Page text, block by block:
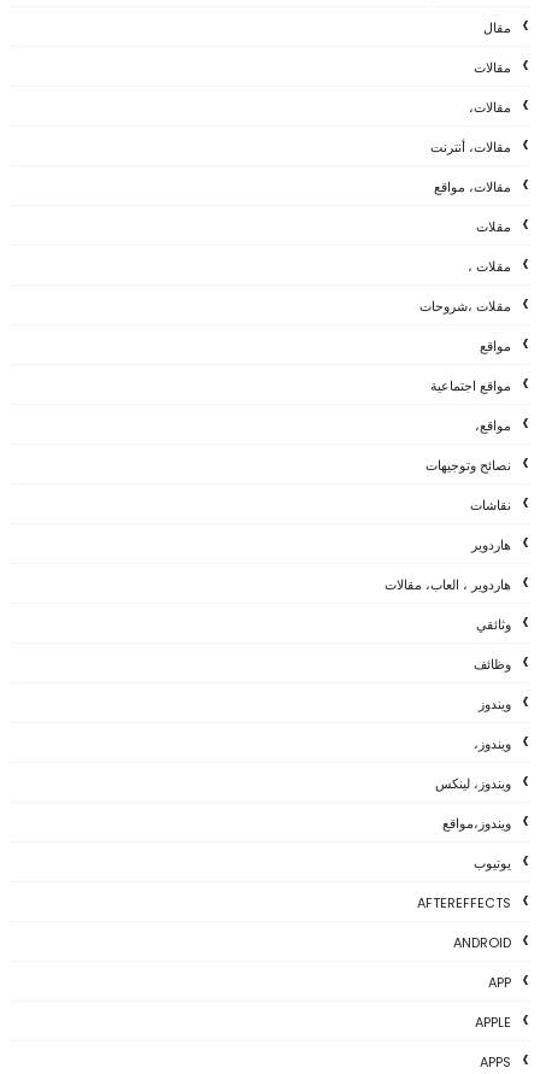
مقال
مقالات
مقالات،
مقالات، أنترنت
مقالات، مواقع
مقلات
مقلات ،
مقلات ،شروحات
مواقع
مواقع اجتماعية
مواقع،
نصائح وتوجيهات
نقاشات
هاردوير
هاردوير ، العاب، مقالات
وثائقي
وظائف
ويندوز
ويندوز،
ويندوز، لينكس
ويندوز،مواقع
يوتيوب
AFTEREFFECTS
ANDROID
APP
APPLE
APPS